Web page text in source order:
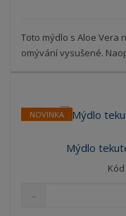
Toto mýdlo s Aloe Vera
omývání vysušené.
NOVINKA
Mýdlo